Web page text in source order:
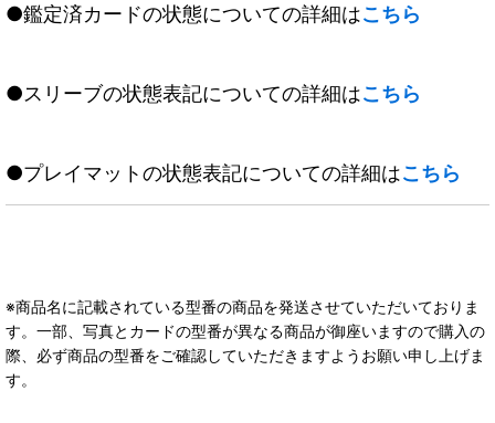
●鑑定済カードの状態についての詳細はこちら
●スリーブの状態表記についての詳細はこちら
●プレイマットの状態表記についての詳細はこちら
※商品名に記載されている型番の商品を発送させていただいておりま
す。一部、写真とカードの型番が異なる商品が御座いますので購入の
際、必ず商品の型番をご確認していただきますようお願い申し上げま
す。